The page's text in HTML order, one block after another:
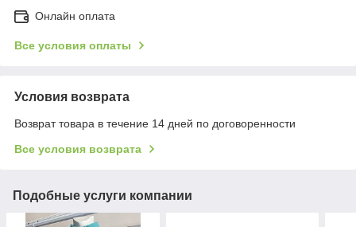
Онлайн оплата
Все условия оплаты
Условия возврата
Возврат товара в течение 14 дней по договоренности
Все условия возврата
Подобные услуги компании